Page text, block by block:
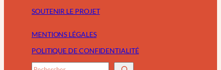
SOUTENIR LE PROJET
MENTIONS LÉGALES
POLITIQUE DE CONFIDENTIALITÉ
R